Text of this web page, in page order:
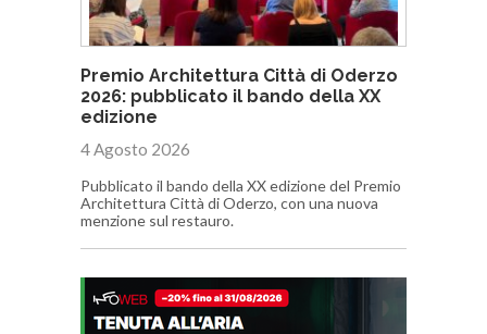
Premio Architettura Città di Oderzo
2026: pubblicato il bando della XX
edizione
4 Agosto 2026
Pubblicato il bando della XX edizione del Premio
Architettura Città di Oderzo, con una nuova
menzione sul restauro.